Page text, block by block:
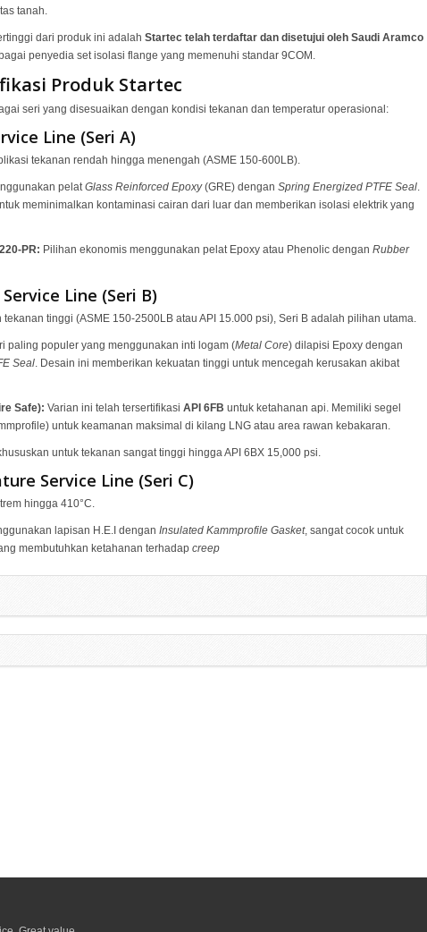
tanah.
dari produk ini adalah Startec telah terdaftar dan disetujui oleh Saudi Aramco
penyedia set isolasi flange yang memenuhi standar 9COM .
Produk Startec
seri yang disesuaikan dengan kondisi tekanan dan temperatur operasional:
Line (Seri A)
tekanan rendah hingga menengah (ASME 150-600LB).
pelatGlass Reinforced Epoxy(GRE) dengan Spring Energized PTFE Seal.
meminimalkan kontaminasi cairan dari luar dan memberikan isolasi elektrik yang
PR: Pilihan ekonomis menggunakan pelat Epoxy atau Phenolic dengan Rubber
Line (Seri B)
tekanan tinggi (ASME 150-2500LB atau API 15.000 psi), Seri B adalah pilihan utama.
paling populer yang menggunakan inti logam (Metal Core) dilapisi Epoxy dengan
Seal. Desain ini memberikan kekuatan tinggi untuk mencegah kerusakan akibat
Safe): Varian ini telah tersertifikasi API 6FB untuk ketahanan api. Memiliki segel
untuk keamanan maksimal di kilang LNG atau area rawan kebakaran.
untuk tekanan sangat tinggi hingga API 6BX 15,000 psi.
Service Line (Seri C)
hingga 410°C.
lapisan H.E.I dengan Insulated Kammprofile Gasket, sangat cocok untuk
membutuhkan ketahanan terhadap creep